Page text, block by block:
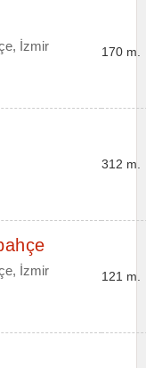
İzmir 170 m.
312 m.
İzmir 121 m.